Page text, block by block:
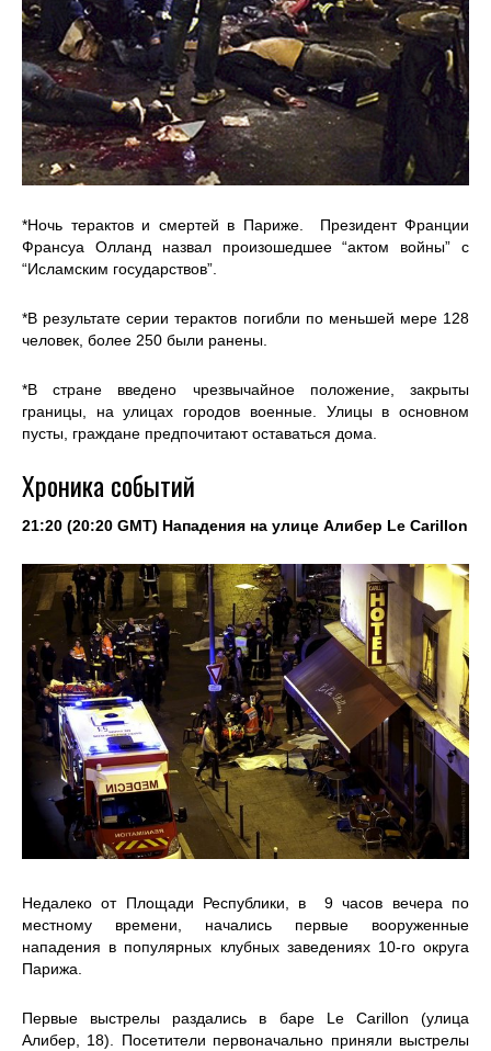
*Ночь терактов и смертей в Париже. Президент Франции
Франсуа Олланд назвал произошедшее “актом войны” с
“Исламским государствов”.
*В результате серии терактов погибли по меньшей мере 128
человек, более 250 были ранены.
*В стране введено чрезвычайное положение, закрыты
границы, на улицах городов военные. Улицы в основном
пусты, граждане предпочитают оставаться дома.
Хроника событий
21:20 (20:20 GMT) Нападения на улице Алибер Le Carillon
Недалеко от Площади Республики, в 9 часов вечера по
местному времени, начались первые вооруженные
нападения в популярных клубных заведениях 10-го округа
Парижа.
Первые выстрелы раздались в баре Le Carillon (улица
Алибер, 18). Посетители первоначально приняли выстрелы